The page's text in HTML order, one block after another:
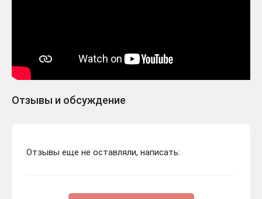
Отзывы и обсуждение
Отзывы еще не оставляли, написать: